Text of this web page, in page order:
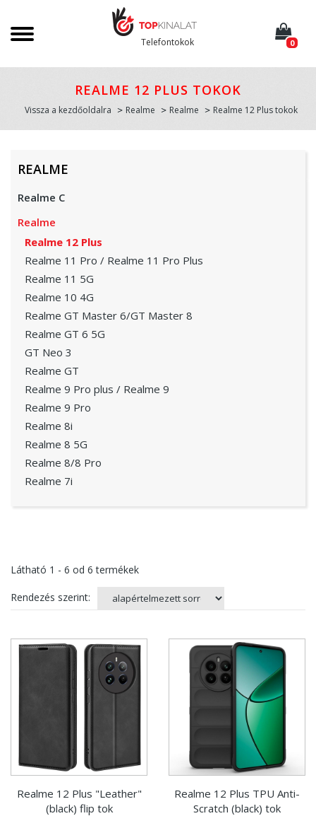
Telefontokok 0
REALME 12 PLUS TOKOK
Vissza a kezdőoldalra Realme Realme Realme 12 Plus tokok
REALME
Realme C
Realme
Realme 12 Plus
Realme 11 Pro / Realme 11 Pro Plus
Realme 11 5G
Realme 10 4G
Realme GT Master 6/GT Master 8
Realme GT 6 5G
GT Neo 3
Realme GT
Realme 9 Pro plus / Realme 9
Realme 9 Pro
Realme 8i
Realme 8 5G
Realme 8/8 Pro
Realme 7i
Látható 1 - 6 od 6 termékek
Rendezés szerint:
Realme 12 Plus "Leather"
(black) flip tok
Realme 12 Plus TPU Anti-
Scratch (black) tok